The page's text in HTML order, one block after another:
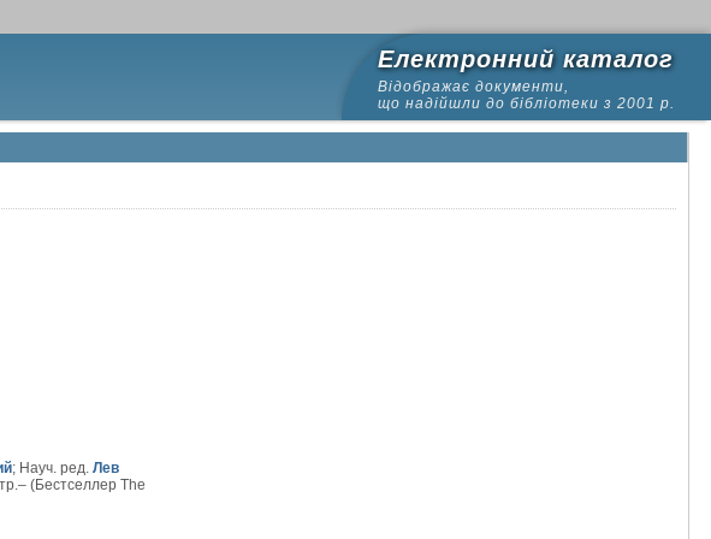
Електронний каталог
Відображає документи,
що надійшли до бібліотеки з 2001 р.
; Науч. ред. Лев
(Бестселлер The